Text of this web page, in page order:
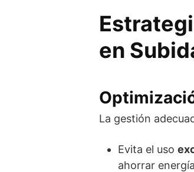
en
La gestión
Evita el uso
ahorrar